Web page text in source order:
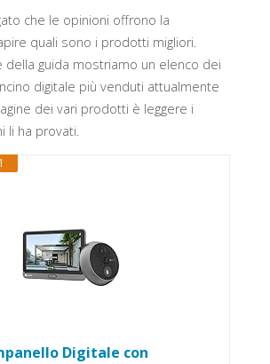
che le opinioni offrono la
quali sono i prodotti migliori.
della guida mostriamo un elenco dei
digitale più venduti attualmente
dei vari prodotti è leggere i
li ha provati.
Digitale con